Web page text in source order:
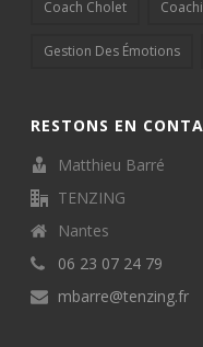
Coach Cholet
Gestion Des Émotions
RESTONS EN
Matthieu Barré
TENZING
Nantes
06 23 07 24 79
mbarre@tenzing.fr